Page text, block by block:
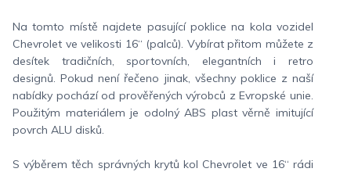
Na tomto místě najdete pasující poklice na kola vozidel
Chevrolet ve velikosti 16“ (palců). Vybírat přitom můžete z
desítek tradičních, sportovních, elegantních i retro
designů. Pokud není řečeno jinak, všechny poklice z naší
nabídky pochází od prověřených výrobců z Evropské unie.
Použitým materiálem je odolný ABS plast věrně imitující
povrch ALU disků.
S výběrem těch správných krytů kol Chevrolet ve 16“ rádi